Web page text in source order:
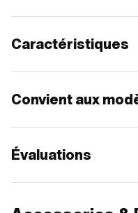
Caractéristiques
Convient aux
Évaluations